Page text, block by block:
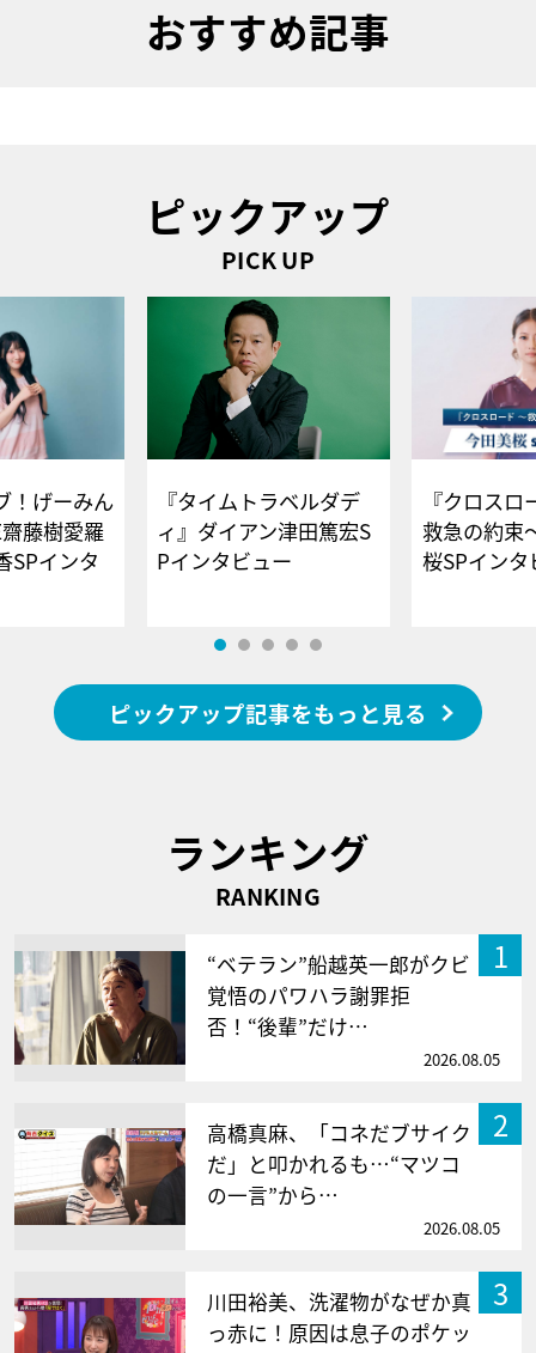
おすすめ記事
ピックアップ
PICK UP
！げーみん
藤樹愛羅
SPインタ
『タイムトラベルダデ
ィ』ダイアン津田篤宏S
Pインタビュー
『クロス
救急の約束
桜SPイ
ピックアップ記事をもっと見る
ランキング
RANKING
1
“ベテラン”船越英一郎がクビ
覚悟のパワハラ謝罪拒
否！“後輩”だけ…
2026.08.05
2
高橋真麻、「コネだブサイク
だ」と叩かれるも…“マツコ
の一言”から…
2026.08.05
3
川田裕美、洗濯物がなぜか真
っ赤に！原因は息子のポケッ